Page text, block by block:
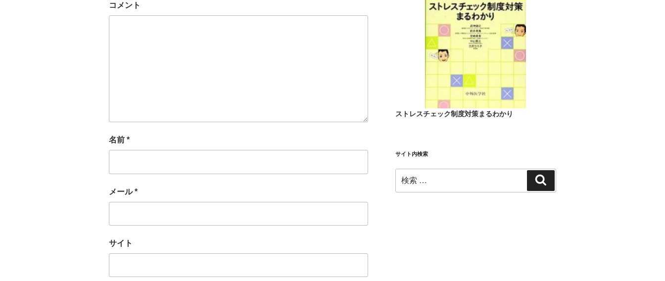
コメント
名前 *
メール*
サイト
ストレスチェック制度対策まるわかり
サイト内検索
索:
索